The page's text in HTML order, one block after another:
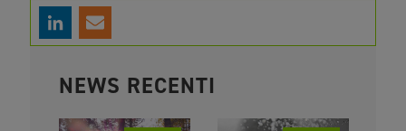
NEWS RECENTI